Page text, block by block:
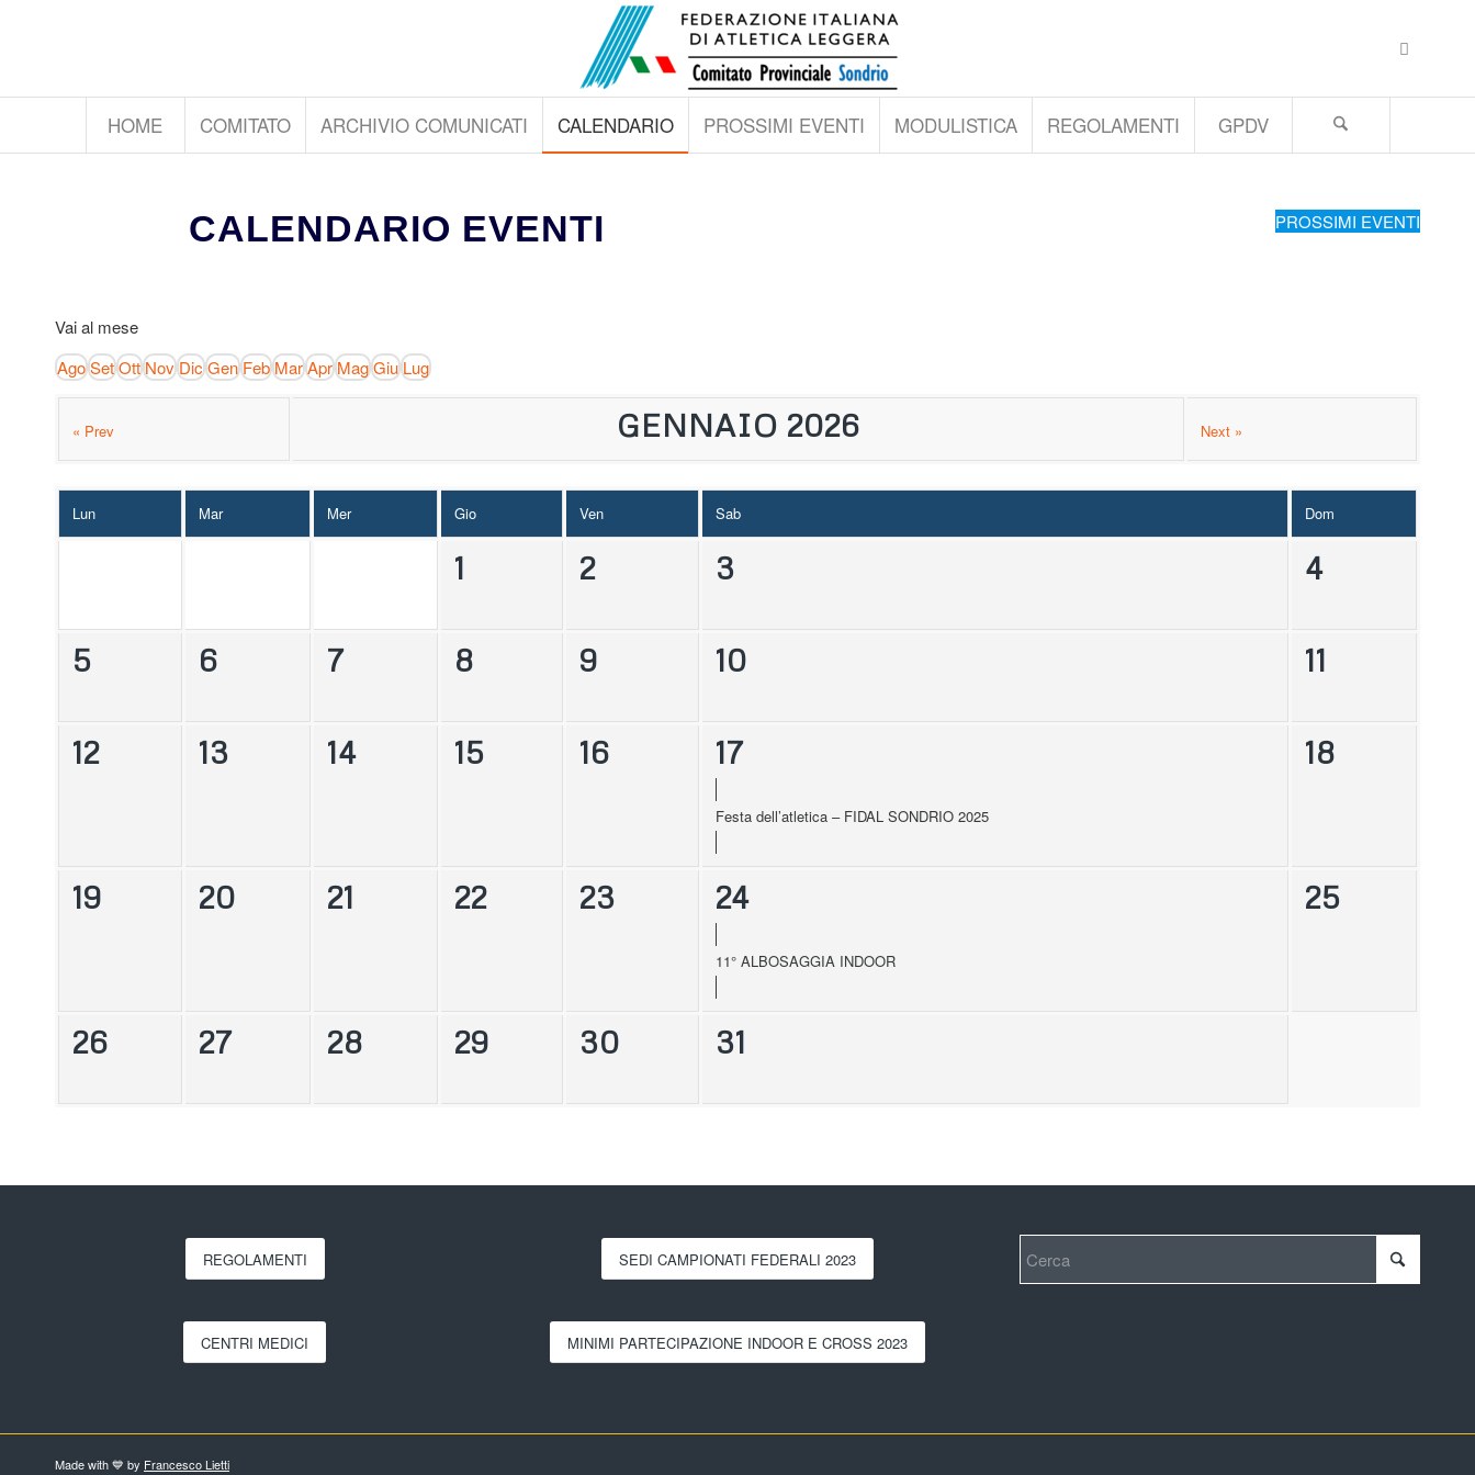
HOME COMITATO ARCHIVIO COMUNICATI CALENDARIO PROSSIMI EVENTI MODULISTICA REGOLAMENTI GPDV
CALENDARIO EVENTI PROSSIMI EVENTI
Vai al mese
AgoSetOttNovDicGenFebMarAprMagGiuLug
« Prev GENNAIO 2026 Next »
Lun Mar Mer Gio Ven Sab Dom
1 2 3 4
5 6 7 8 9 10 11
12 13 14 15 16 17
Festa dell’atletica – FIDAL SONDRIO 2025
18
19 20 21 22 23 24
11° ALBOSAGGIA INDOOR
25
26 27 28 29 30 31
REGOLAMENTI
CENTRI MEDICI
SEDI CAMPIONATI FEDERALI 2023
MINIMI PARTECIPAZIONE INDOOR E CROSS 2023
Made with 💙 by Francesco Lietti